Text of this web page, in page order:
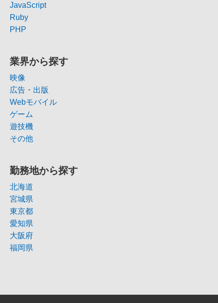
JavaScript
Ruby
PHP
業界から探す
映像
広告・出版
Webモバイル
ゲーム
遊技機
その他
勤務地から探す
北海道
宮城県
東京都
愛知県
大阪府
福岡県